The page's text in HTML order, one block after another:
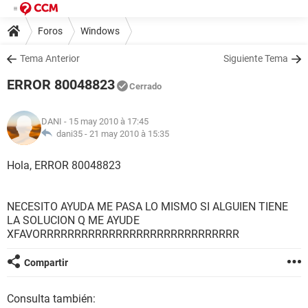
Foros Windows
Tema Anterior Siguiente Tema
ERROR 80048823 Cerrado
DANI - 15 may 2010 à 17:45
dani35 - 21 may 2010 à 15:35
Hola, ERROR 80048823
NECESITO AYUDA ME PASA LO MISMO SI ALGUIEN TIENE
LA SOLUCION Q ME AYUDE
XFAVORRRRRRRRRRRRRRRRRRRRRRRRRRRRR
Compartir
Consulta también: